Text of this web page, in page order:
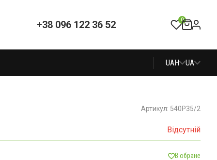
+38 096 122 36 52 0
UAH UA
Артикул: 540P35/2
Відсутній
В обране